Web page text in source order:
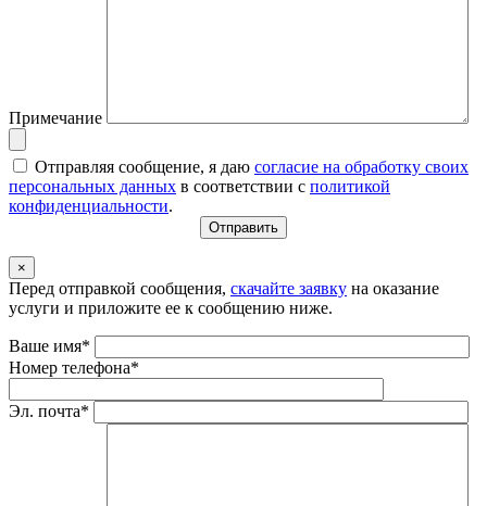
Примечание
Отправляя сообщение, я даю согласие на обработку своих
персональных данных в соответствии с политикой
конфиденциальности.
×
Перед отправкой сообщения, скачайте заявку на оказание
услуги и приложите ее к сообщению ниже.
Ваше имя*
Номер телефона*
Эл. почта*